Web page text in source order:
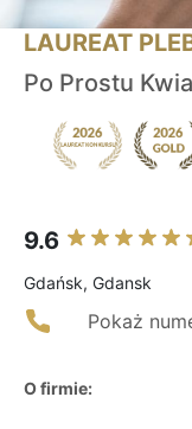
LAUREAT
Po Prostu
9.6
Gdańsk, Gdansk
Pokaż
O firmie: